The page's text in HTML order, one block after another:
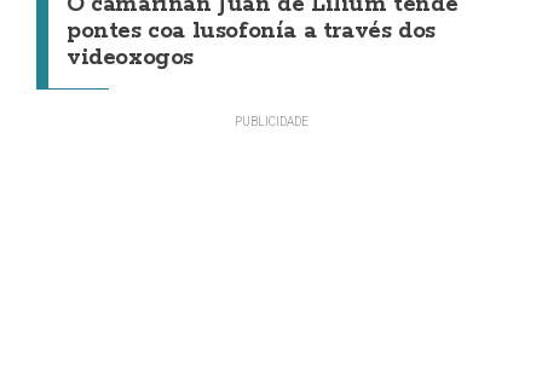
pontes coa lusofonía a través dos
videoxogos